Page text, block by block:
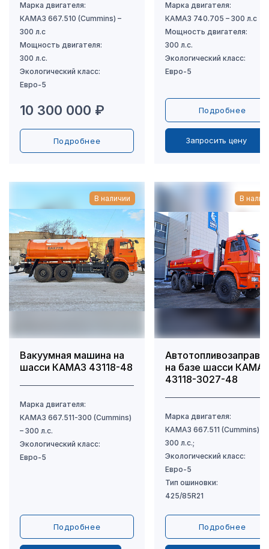
10 300 000 ₽
Подробнее
Подробнее
Запросить цену
В наличии
Вакуумная машина на
шасси КАМАЗ 43118-48
Подробнее
В
на базе шасси КАМАЗ
43118-3027-48
Подробнее